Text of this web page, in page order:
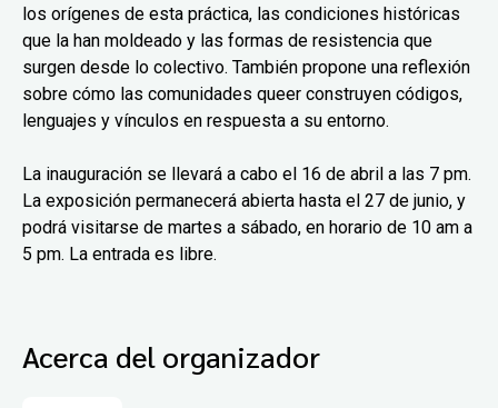
los orígenes de esta práctica, las condiciones históricas
que la han moldeado y las formas de resistencia que
surgen desde lo colectivo. También propone una reflexión
sobre cómo las comunidades queer construyen códigos,
lenguajes y vínculos en respuesta a su entorno.
La inauguración se llevará a cabo el 16 de abril a las 7 pm.
La exposición permanecerá abierta hasta el 27 de junio, y
podrá visitarse de martes a sábado, en horario de 10 am a
5 pm. La entrada es libre.
Acerca del organizador